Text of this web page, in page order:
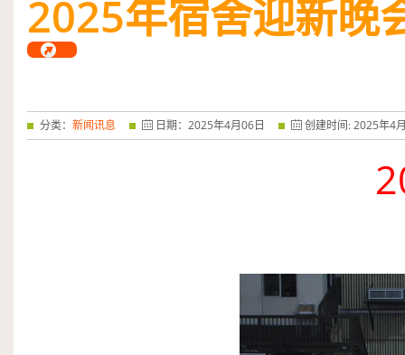
2025年宿舍迎新晚
分类： 新闻讯息 日期： 2025年4月06日 创建时间:2025年4